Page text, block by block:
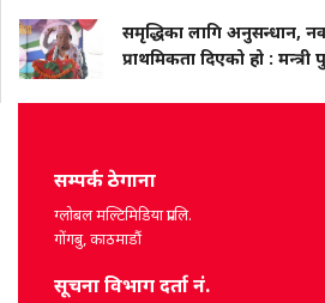
समृद्धिका लागि अनुसन्धान,
प्राथमिकता दिएको हो : मन्त्री
सम्पर्क ठेगाना
ग्लोबल मल्टिमिडिया प्रा.लि.
गोंगबु, काठमाडौं
सूचना विभाग दर्ता नं.